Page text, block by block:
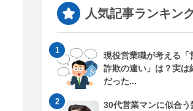
人気記事ランキン
現役営業職が考える「
詐欺の違い」は？実は
だった...
30代営業マンに似合う